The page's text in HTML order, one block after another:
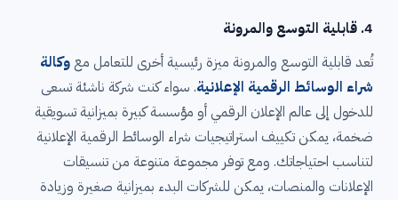
4. قابلية التوسع والمرونة
تُعد قابلية التوسع والمرونة ميزة رئيسية أخرى للتعامل مع وكالة
شراء الوسائط الرقمية الإعلانية. سواء كنت شركة ناشئة تسعى
للدخول إلى عالم الإعلان الرقمي أو مؤسسة كبيرة بميزانية تسويقية
ضخمة، يمكن تكييف استراتيجيات شراء الوسائط الرقمية الإعلانية
لتناسب احتياجاتك. ومع توفر مجموعة متنوعة من تنسيقات
الإعلانات والمنصات، يمكن للشركات البدء بميزانية صغيرة وزيادة